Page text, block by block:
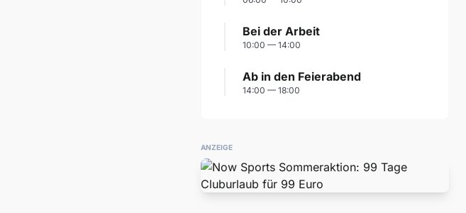
Bei der Arbeit
10:00 — 14:00
Ab in den Feierabend
14:00 — 18:00
ANZEIGE